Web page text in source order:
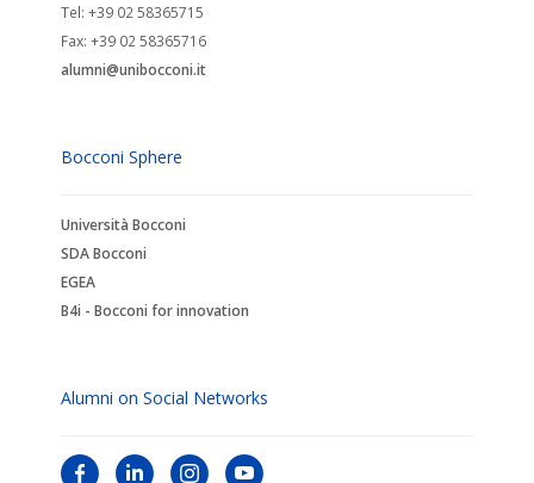
Tel: +39 02 58365715
Fax: +39 02 58365716
alumni@unibocconi.it
Bocconi Sphere
Università Bocconi
SDA Bocconi
EGEA
B4i - Bocconi for innovation
Alumni on Social Networks